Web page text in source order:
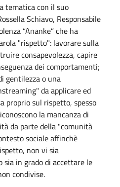
tematica con il suo
Schiavo, Responsabile
“Ananke” che ha
"rispetto": lavorare sulla
consapevolezza, capire
dei comportamenti;
gentilezza o una
da applicare ed
proprio sul rispetto, spesso
la mancanza di
da parte della "comunità
sociale affinchè
non vi sia
sia in grado di accettare le
condivise.